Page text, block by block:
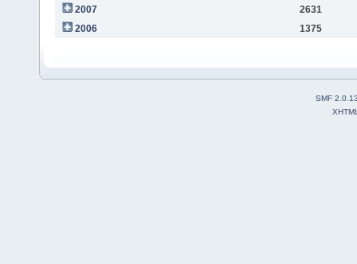
2007
2631
2006
1375
SMF